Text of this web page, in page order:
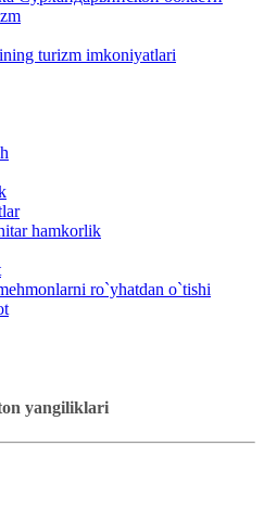
turizm imkoniyatlari
hamkorlik
ro`yhatdan o`tishi
yangiliklari